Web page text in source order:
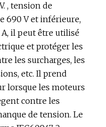
, tension de
690 V et inférieure,
il peut être utilisé
et protéger les
les surcharges, les
etc. Il prend
lorsque les moteurs
contre les
de tension. Le